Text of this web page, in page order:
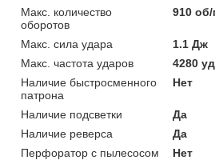
Макс. количество
оборотов
910
Макс. сила удара
1.1 Дж
Макс. частота ударов
4280
Наличие быстросменного
патрона
Нет
Наличие подсветки
Да
Наличие реверса
Да
Перфоратор с пылесосом
Нет